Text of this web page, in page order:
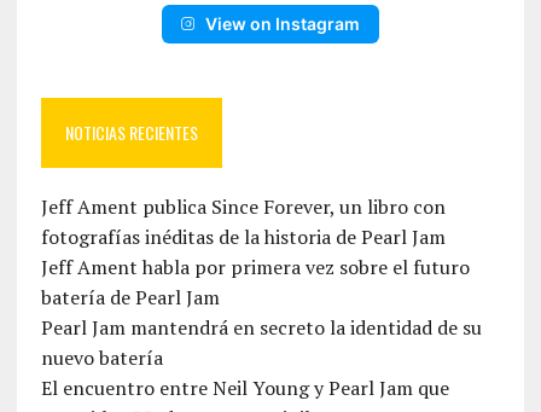
View on Instagram
NOTICIAS RECIENTES
Jeff Ament publica Since Forever, un libro con
fotografías inéditas de la historia de Pearl Jam
Jeff Ament habla por primera vez sobre el futuro
batería de Pearl Jam
Pearl Jam mantendrá en secreto la identidad de su
nuevo batería
El encuentro entre Neil Young y Pearl Jam que